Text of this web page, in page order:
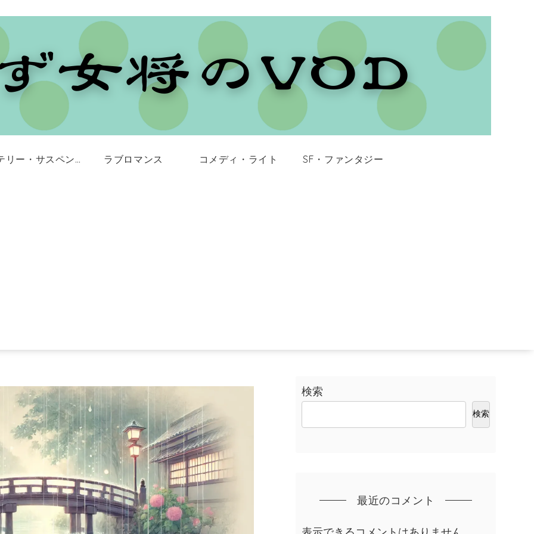
ミステリー・サスペンス ラブロマンス コメディ・ライト SF・ファンタジー
検索
検索
最近のコメント